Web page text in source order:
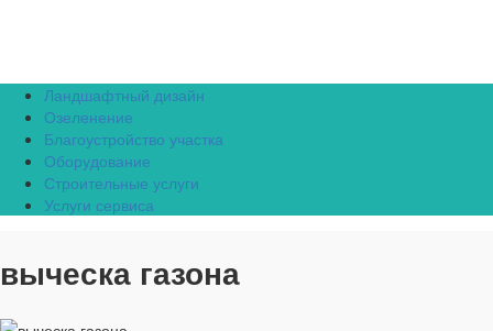
Ландшафтный дизайн
Озеленение
Благоустройство участка
Оборудование
Строительные услуги
Услуги сервиса
выческа газона